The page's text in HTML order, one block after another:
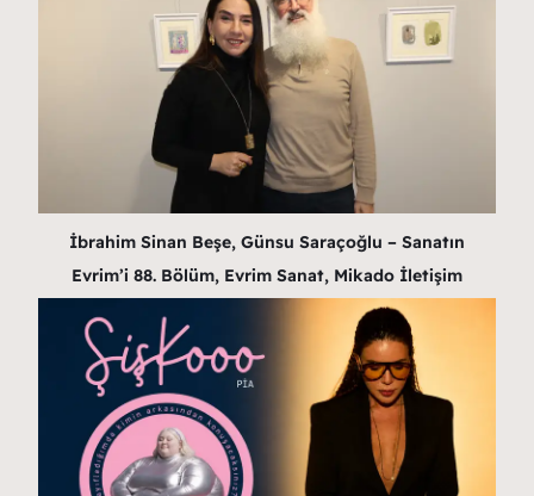
İbrahim Sinan Beşe, Günsu Saraçoğlu – Sanatın
Evrim’i 88. Bölüm, Evrim Sanat, Mikado İletişim